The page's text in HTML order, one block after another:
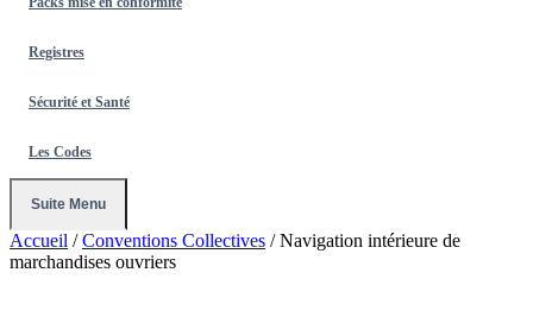
Registres
Sécurité et Santé
Les Codes
Suite Menu
Accueil / Conventions Collectives / Navigation intérieure de
marchandises ouvriers